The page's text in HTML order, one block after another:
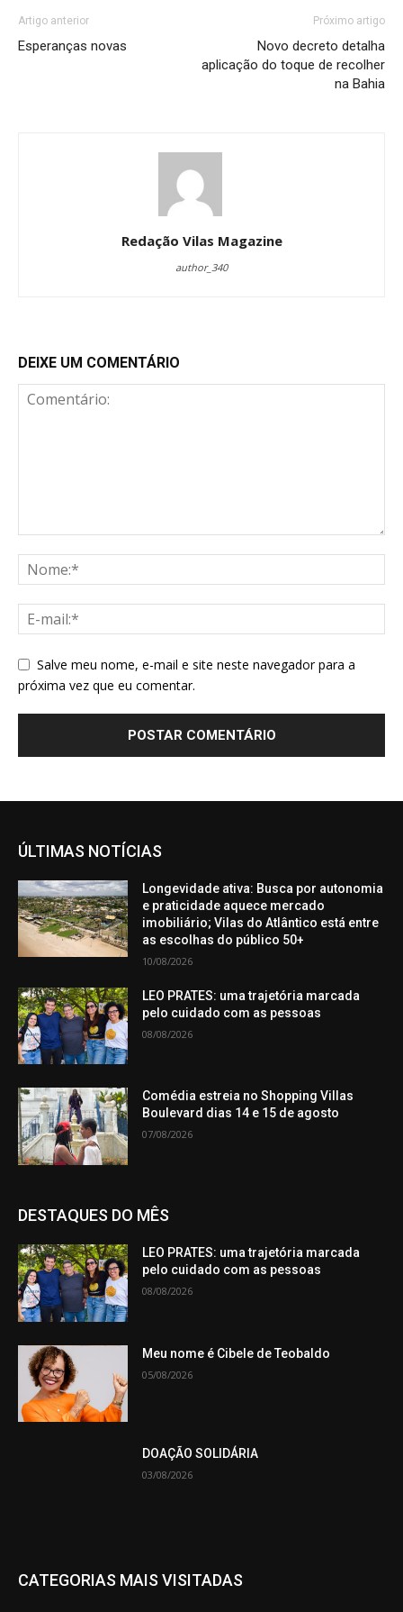
Artigo anterior
Esperanças novas
Próximo artigo
Novo decreto detalha
aplicação do toque de recolher
na Bahia
Redação Vilas Magazine
author_340
DEIXE UM COMENTÁRIO
Salve meu nome, e-mail e site neste navegador para a
próxima vez que eu comentar.
ÚLTIMAS NOTÍCIAS
Longevidade ativa: Busca por autonomia
e praticidade aquece mercado
imobiliário; Vilas do Atlântico está entre
as escolhas do público 50+
10/08/2026
LEO PRATES: uma trajetória marcada
pelo cuidado com as pessoas
08/08/2026
Comédia estreia no Shopping Villas
Boulevard dias 14 e 15 de agosto
07/08/2026
DESTAQUES DO MÊS
LEO PRATES: uma trajetória marcada
pelo cuidado com as pessoas
08/08/2026
Meu nome é Cibele de Teobaldo
05/08/2026
DOAÇÃO SOLIDÁRIA
03/08/2026
CATEGORIAS MAIS VISITADAS